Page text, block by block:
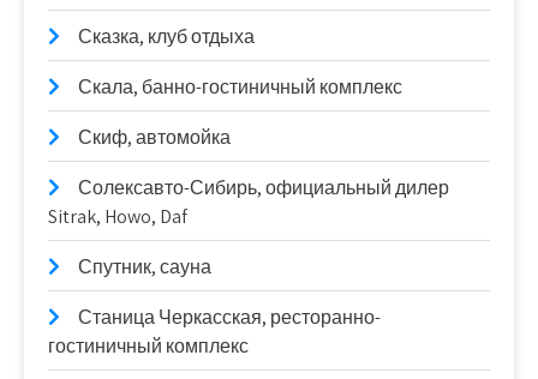
Сказка, клуб отдыха
Скала, банно-гостиничный комплекс
Скиф, автомойка
Солексавто-Сибирь, официальный дилер
Sitrak, Howo, Daf
Спутник, сауна
Станица Черкасская, ресторанно-
гостиничный комплекс